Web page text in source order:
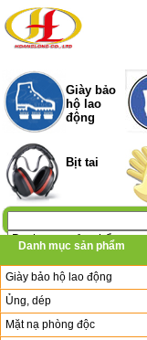
Giày bảo
hộ lao
động
Bịt tai
Danh mục sản phẩm
Giày bảo hộ lao động
Ủng, dép
Mặt nạ phòng độc